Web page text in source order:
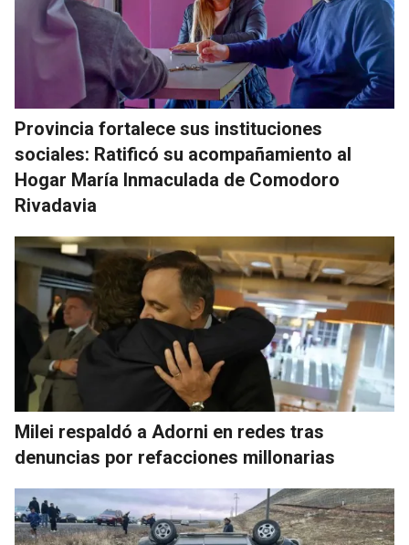
Provincia fortalece sus instituciones
sociales: Ratificó su acompañamiento al
Hogar María Inmaculada de Comodoro
Rivadavia
Milei respaldó a Adorni en redes tras
denuncias por refacciones millonarias